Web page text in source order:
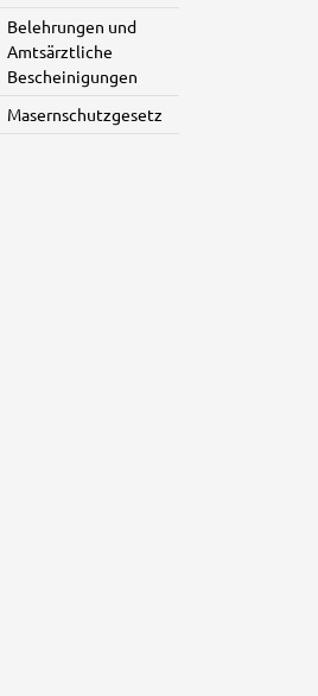
Belehrungen und
Amtsärztliche
Bescheinigungen
Masernschutzgesetz